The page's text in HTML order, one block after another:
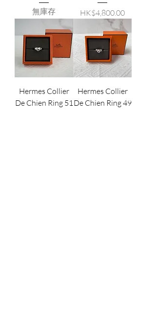
無庫存
價格
HK$4,800.00
Hermes Collier
De Chien Ring 51
Hermes Collier
De Chien Ring 49